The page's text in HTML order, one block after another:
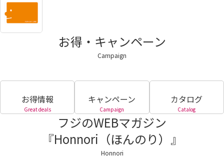
お得・キャンペーン
Campaign
お得情報
Great deals
キャンペーン
Campaign
カタログ
Catalog
フジのWEBマガジン
『Honnori（ほんのり）』
Honnori